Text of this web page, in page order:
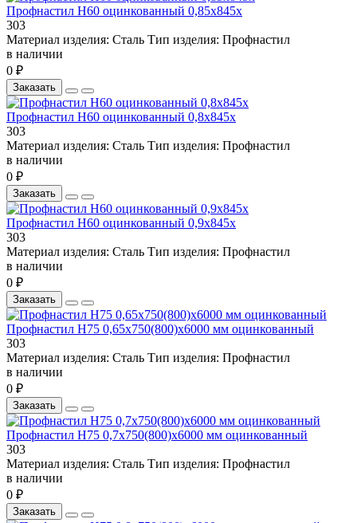
Профнастил Н60 оцинкованный 0,85х845х
303
Материал изделия: Сталь Тип изделия: Профнастил
в наличии
0 ₽
Заказать
Профнастил Н60 оцинкованный 0,8х845х
303
Материал изделия: Сталь Тип изделия: Профнастил
в наличии
0 ₽
Заказать
Профнастил Н60 оцинкованный 0,9х845х
303
Материал изделия: Сталь Тип изделия: Профнастил
в наличии
0 ₽
Заказать
Профнастил Н75 0,65х750(800)х6000 мм оцинкованный
303
Материал изделия: Сталь Тип изделия: Профнастил
в наличии
0 ₽
Заказать
Профнастил Н75 0,7х750(800)х6000 мм оцинкованный
303
Материал изделия: Сталь Тип изделия: Профнастил
в наличии
0 ₽
Заказать